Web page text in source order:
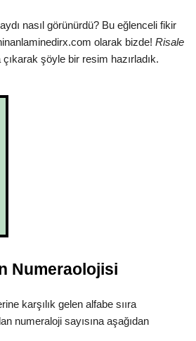
nasıl görünürdü? Bu eğlenceli fikir
olarak bizde!Risale
çıkarak şöyle bir resim hazırladık.
Numeraolojisi
karşılık gelen alfabe sııra
numeraloji sayısına aşağıdan